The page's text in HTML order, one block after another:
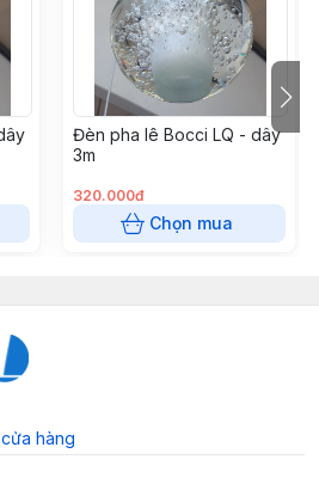
Đèn pha lê Bocci LQ - dây
3m
320.000đ
Chọn mua
cửa hàng